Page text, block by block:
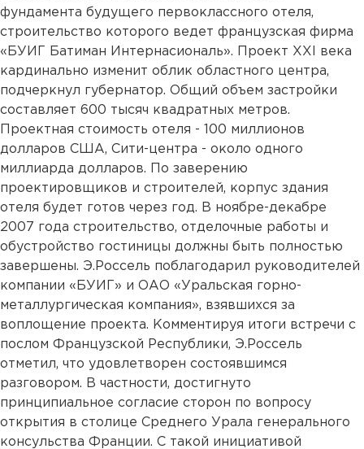
фундамента будущего первоклассного отеля,
строительство которого ведет французская фирма
«БУИГ Батиман Интернасиональ». Проект XXI века
кардинально изменит облик областного центра,
подчеркнул губернатор. Общий объем застройки
составляет 600 тысяч квадратных метров.
Проектная стоимость отеля - 100 миллионов
долларов США, Сити-центра - около одного
миллиарда долларов. По заверению
проектировщиков и строителей, корпус здания
отеля будет готов через год. В ноябре-декабре
2007 года строительство, отделочные работы и
обустройство гостиницы должны быть полностью
завершены. Э.Россель поблагодарил руководителей
компании «БУИГ» и ОАО «Уральская горно-
металлургическая компания», взявшихся за
воплощение проекта. Комментируя итоги встречи с
послом Французской Республики, Э.Россель
отметил, что удовлетворен состоявшимся
разговором. В частности, достигнуто
принципиальное согласие сторон по вопросу
открытия в столице Среднего Урала генерального
консульства Франции. С такой инициативой